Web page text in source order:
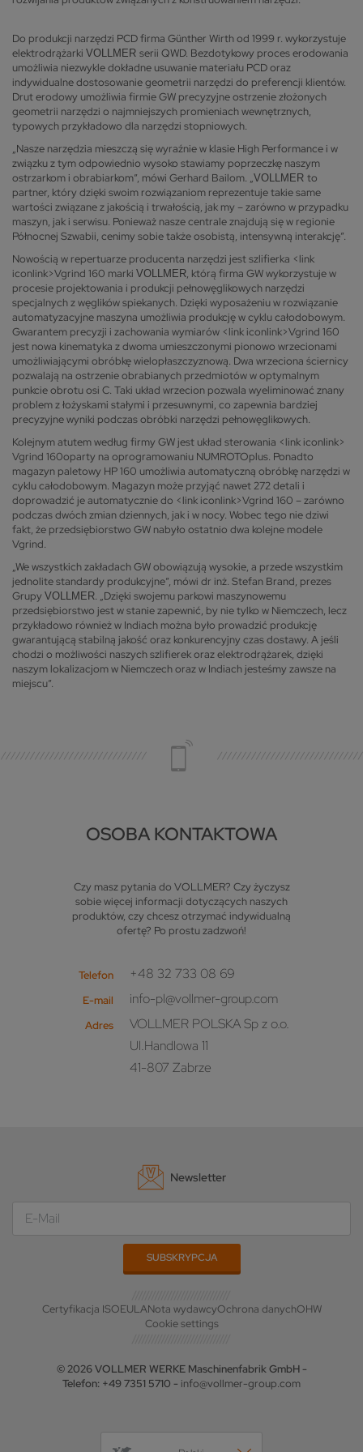
Do produkcji narzędzi PCD firma Günther Wirth od 1999 r. wykorzystuje
elektrodrążarki VOLLMER serii QWD. Bezdotykowy proces erodowania
umożliwia niezwykle dokładne usuwanie materiału PCD oraz
indywidualne dostosowanie geometrii narzędzi do preferencji klientów.
Drut erodowy umożliwia firmie GW precyzyjne ostrzenie złożonych
geometrii narzędzi o najmniejszych promieniach wewnętrznych,
typowych przykładowo dla narzędzi stopniowych.
„Nasze narzędzia mieszczą się wyraźnie w klasie High Performance i w
związku z tym odpowiednio wysoko stawiamy poprzeczkę naszym
ostrzarkom i obrabiarkom”, mówi Gerhard Bailom. „VOLLMER to
partner, który dzięki swoim rozwiązaniom reprezentuje takie same
wartości związane z jakością i trwałością, jak my – zarówno w przypadku
maszyn, jak i serwisu. Ponieważ nasze centrale znajdują się w regionie
Północnej Szwabii, cenimy sobie także osobistą, intensywną interakcję”.
Nowością w repertuarze producenta narzędzi jest szlifierka <link
iconlink>Vgrind 160 marki VOLLMER, którą firma GW wykorzystuje w
procesie projektowania i produkcji pełnowęglikowych narzędzi
specjalnych z węglików spiekanych. Dzięki wyposażeniu w rozwiązanie
automatyzacyjne maszyna umożliwia produkcję w cyklu całodobowym.
Gwarantem precyzji i zachowania wymiarów <link iconlink>Vgrind 160
jest nowa kinematyka z dwoma umieszczonymi pionowo wrzecionami
umożliwiającymi obróbkę wielopłaszczyznową. Dwa wrzeciona ściernicy
pozwalają na ostrzenie obrabianych przedmiotów w optymalnym
punkcie obrotu osi C. Taki układ wrzecion pozwala wyeliminować znany
problem z łożyskami stałymi i przesuwnymi, co zapewnia bardziej
precyzyjne wyniki podczas obróbki narzędzi pełnowęglikowych.
Kolejnym atutem według firmy GW jest układ sterowania <link iconlink>
Vgrind 160oparty na oprogramowaniu NUMROTOplus. Ponadto
magazyn paletowy HP 160 umożliwia automatyczną obróbkę narzędzi w
cyklu całodobowym. Magazyn może przyjąć nawet 272 detali i
doprowadzić je automatycznie do <link iconlink>Vgrind 160 – zarówno
podczas dwóch zmian dziennych, jak i w nocy. Wobec tego nie dziwi
fakt, że przedsiębiorstwo GW nabyło ostatnio dwa kolejne modele
Vgrind.
„We wszystkich zakładach GW obowiązują wysokie, a przede wszystkim
jednolite standardy produkcyjne”, mówi dr inż. Stefan Brand, prezes
Grupy VOLLMER. „Dzięki swojemu parkowi maszynowemu
przedsiębiorstwo jest w stanie zapewnić, by nie tylko w Niemczech, lecz
przykładowo również w Indiach można było prowadzić produkcję
gwarantującą stabilną jakość oraz konkurencyjny czas dostawy. A jeśli
chodzi o możliwości naszych szlifierek oraz elektrodrążarek, dzięki
naszym lokalizacjom w Niemczech oraz w Indiach jesteśmy zawsze na
miejscu”.
OSOBA KONTAKTOWA
Czy masz pytania do VOLLMER? Czy życzysz
sobie więcej informacji dotyczących naszych
produktów, czy chcesz otrzymać indywidualną
ofertę? Po prostu zadzwoń!
Telefon +48 32 733 08 69
E-mail info-pl@vollmer-group.com
Adres
VOLLMER POLSKA Sp z o.o.
Ul.Handlowa 11
41-807 Zabrze
Newsletter
Certyfikacja ISOEULANota wydawcyOchrona danychOHW
Cookie settings
© 2026 VOLLMER WERKE Maschinenfabrik GmbH -
Telefon: +49 7351 5710 - info@vollmer-group.com